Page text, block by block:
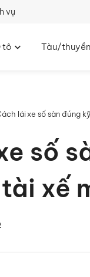
vụ
tô Tàu/thuyền
lái xe số sàn đúng
số
xế